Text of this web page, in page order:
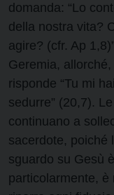
domanda: “Lo
della nostra vita?
agire? (cfr. Ap
Geremia,
risponde “Tu mi
sedurre” (20,7).
continuano a
sacerdote, poiché
sguardo su Gesù
particolarmente, è